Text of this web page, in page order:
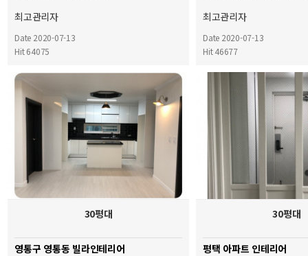
최고관리자
Date 2020-07-13
Hit 64075
최고관리자
Date 2020-07-13
Hit 46677
30평대
영통구 영통동 빌라인테리어
30평대
평택 아파트 인테리어